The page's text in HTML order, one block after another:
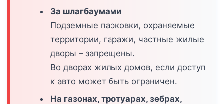
За шлагбаумами
Подземные парковки, охраняемые
территории, гаражи, частные жилые
дворы – запрещены.
Во дворах жилых домов, если доступ
к авто может быть ограничен.
На газонах, тротуарах, зебрах,